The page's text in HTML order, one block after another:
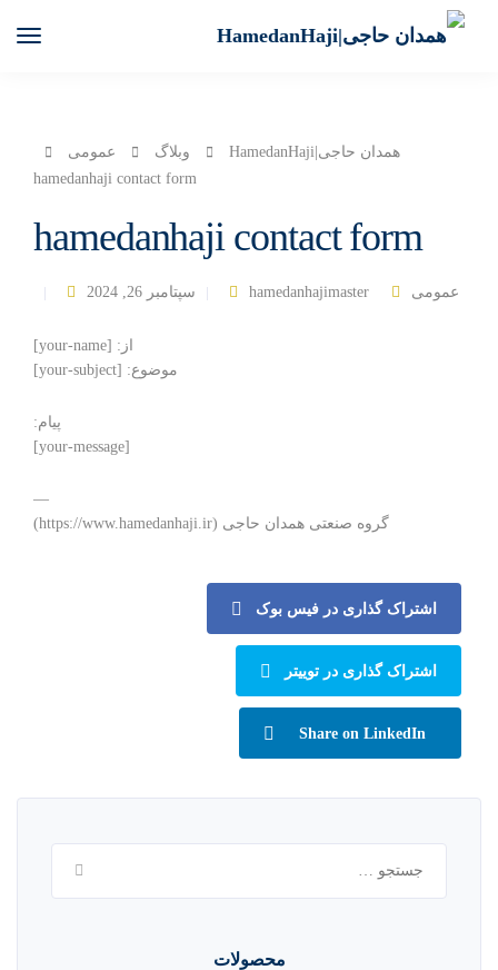
همدان حاجی|HamedanHaji وبلاگ
عمومی
hamedanhaji contact form
hamedanhaji contact form
سپتامبر 26, 2024 hamedanhajimaster عمومی
از: [your-name]
موضوع: [your-subject]
پیام:
[your-message]
—
گروه صنعتی همدان حاجی (https://www.hamedanhaji.ir)
اشتراک گذاری در فیس بوک
اشتراک گذاری در توییتر
Share on LinkedIn
برای:
محصولات